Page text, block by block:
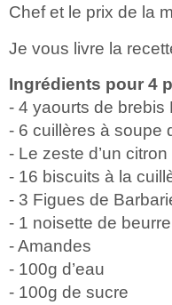
Chef et le prix de la
Je vous livre la
Ingrédients pour 4
- 4 yaourts de brebis
- 6 cuillères à soupe
- Le zeste d’un citron
- 16 biscuits à la
- 3 Figues de
- 1 noisette de
- Amandes
- 100g d’eau
- 100g de sucre